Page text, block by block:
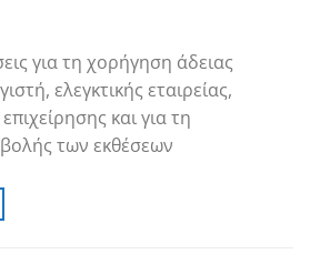
για τη χορήγηση άδειας
ελεγκτικής εταιρείας,
και για τη
των εκθέσεων